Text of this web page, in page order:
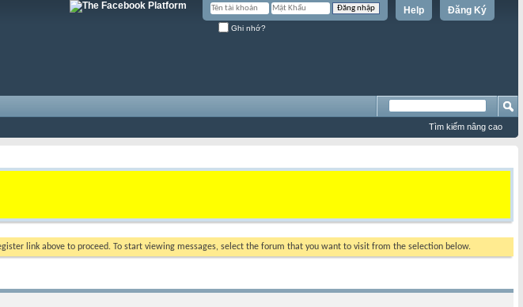
Đăng Ký
Help
Ghi nhớ?
Tìm kiếm nâng cao
link above to proceed. To start viewing messages, select the forum that you want to visit from the selection below.